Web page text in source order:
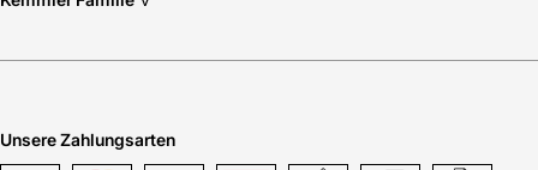
Unsere Zahlungsarten